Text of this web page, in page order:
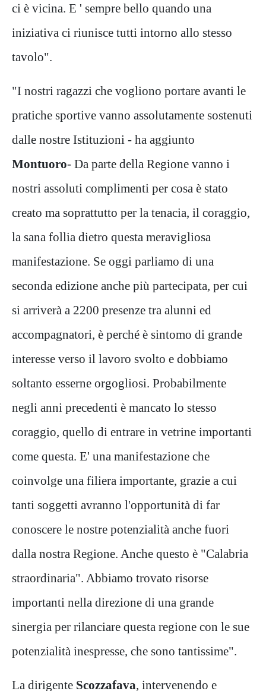
ci è vicina. E ' sempre bello quando una
iniziativa ci riunisce tutti intorno allo stesso
tavolo".
"I nostri ragazzi che vogliono portare avanti le
pratiche sportive vanno assolutamente sostenuti
dalle nostre Istituzioni - ha aggiunto
Montuoro- Da parte della Regione vanno i
nostri assoluti complimenti per cosa è stato
creato ma soprattutto per la tenacia, il coraggio,
la sana follia dietro questa meravigliosa
manifestazione. Se oggi parliamo di una
seconda edizione anche più partecipata, per cui
si arriverà a 2200 presenze tra alunni ed
accompagnatori, è perché è sintomo di grande
interesse verso il lavoro svolto e dobbiamo
soltanto esserne orgogliosi. Probabilmente
negli anni precedenti è mancato lo stesso
coraggio, quello di entrare in vetrine importanti
come questa. E' una manifestazione che
coinvolge una filiera importante, grazie a cui
tanti soggetti avranno l'opportunità di far
conoscere le nostre potenzialità anche fuori
dalla nostra Regione. Anche questo è "Calabria
straordinaria". Abbiamo trovato risorse
importanti nella direzione di una grande
sinergia per rilanciare questa regione con le sue
potenzialità inespresse, che sono tantissime".
La dirigente Scozzafava, intervenendo e